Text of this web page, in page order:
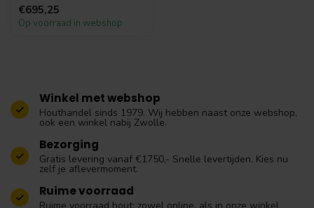
zwart g...
€695,25
Op voorraad in webshop
Winkel met webshop
Houthandel sinds 1979. Wij hebben naast onze webshop,
ook een winkel nabij Zwolle.
Bezorging
Gratis levering vanaf €1750,- Snelle levertijden. Kies nu
zelf je aflevermoment.
Ruime voorraad
Ruime voorraad hout: zowel online, als in onze winkel